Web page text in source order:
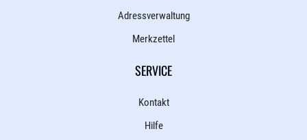
Adressverwaltung
Merkzettel
SERVICE
Kontakt
Hilfe